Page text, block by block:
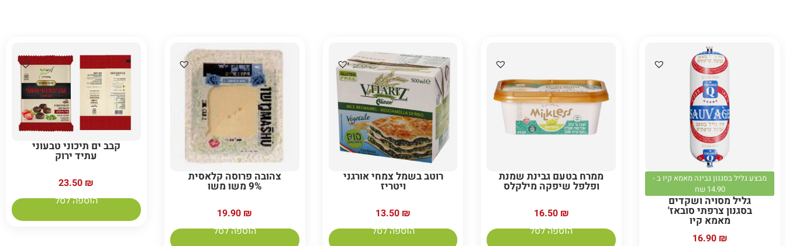
מבצע גליל בסגנון גבינה מאמא קיו ב -
14.90 שח
גליל מסויה ושקדים
בסגנון צרפתי סובאז'
מאמא קיו
16.90 ₪
ממרח בטעם גבינת שמנת
ופלפל שיפקה מילקלס
16.50 ₪
הוספה לסל
רוטב בשמל צמחי אורגני
ויטריז
13.50 ₪
הוספה לסל
צהובה פרוסה קלאסית
9% משו משו
19.90 ₪
הוספה לסל
קבב ים תיכוני טבעוני
עתיד ירוק
23.50 ₪
הוספה לסל